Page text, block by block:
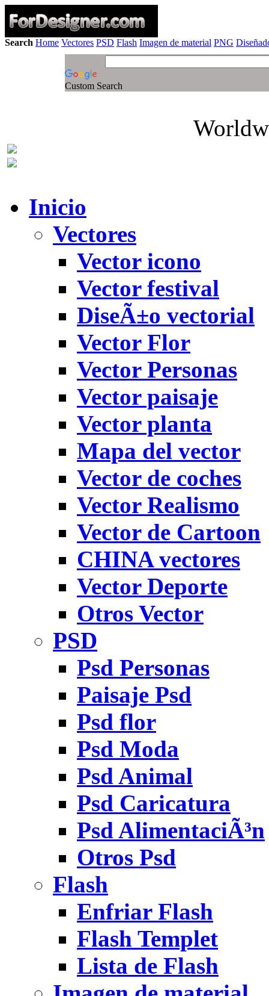
Search Home Vectores PSD Flash Imagen de material PNG
Custom Search
Inicio
Vectores
Vector icono
Vector festival
DiseÃ±o vectorial
Vector Flor
Vector Personas
Vector paisaje
Vector planta
Mapa del vector
Vector de coches
Vector Realismo
Vector de Cartoon
CHINA vectores
Vector Deporte
Otros Vector
PSD
Psd Personas
Paisaje Psd
Psd flor
Psd Moda
Psd Animal
Psd Caricatura
Psd AlimentaciÃ³n
Otros Psd
Flash
Enfriar Flash
Flash Templet
Lista de Flash